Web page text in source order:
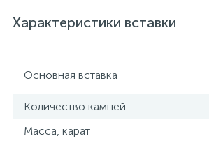
проба. К каждому ювелирному
прилагаются бирка с указанием всех
особенностей цветопередачи экрана
Характеристики вставки
Основная вставка
Количество камней
Масса, карат